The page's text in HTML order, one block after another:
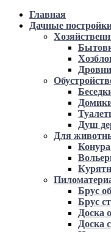
Главная
Дачные
Душ
Для
Брус
Брус
Доска
Доска